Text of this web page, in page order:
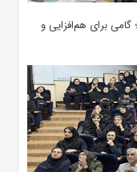
برای هم‌افزایی و